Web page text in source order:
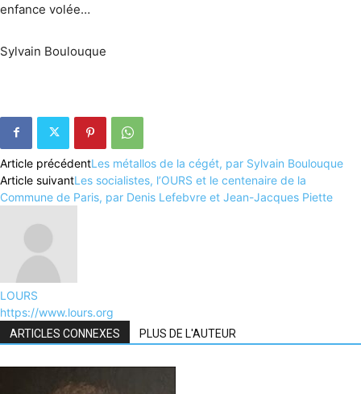
enfance volée…
Sylvain Boulouque
Article précédentLes métallos de la cégét, par Sylvain Boulouque
Article suivantLes socialistes, l’OURS et le centenaire de la
Commune de Paris, par Denis Lefebvre et Jean-Jacques Piette
LOURS
https://www.lours.org
ARTICLES CONNEXES PLUS DE L'AUTEUR